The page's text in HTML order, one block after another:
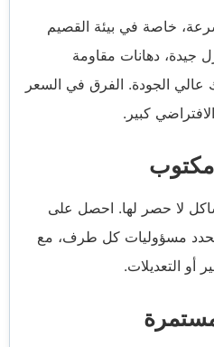
خاصة في بيئة القصيم
جيدة، دهانات مقاومة
عالي الجودة. الفرق في السعر
كبير.
لا حصر لها. احصل على
مسؤوليات كل طرف، مع
أو التعديلات.